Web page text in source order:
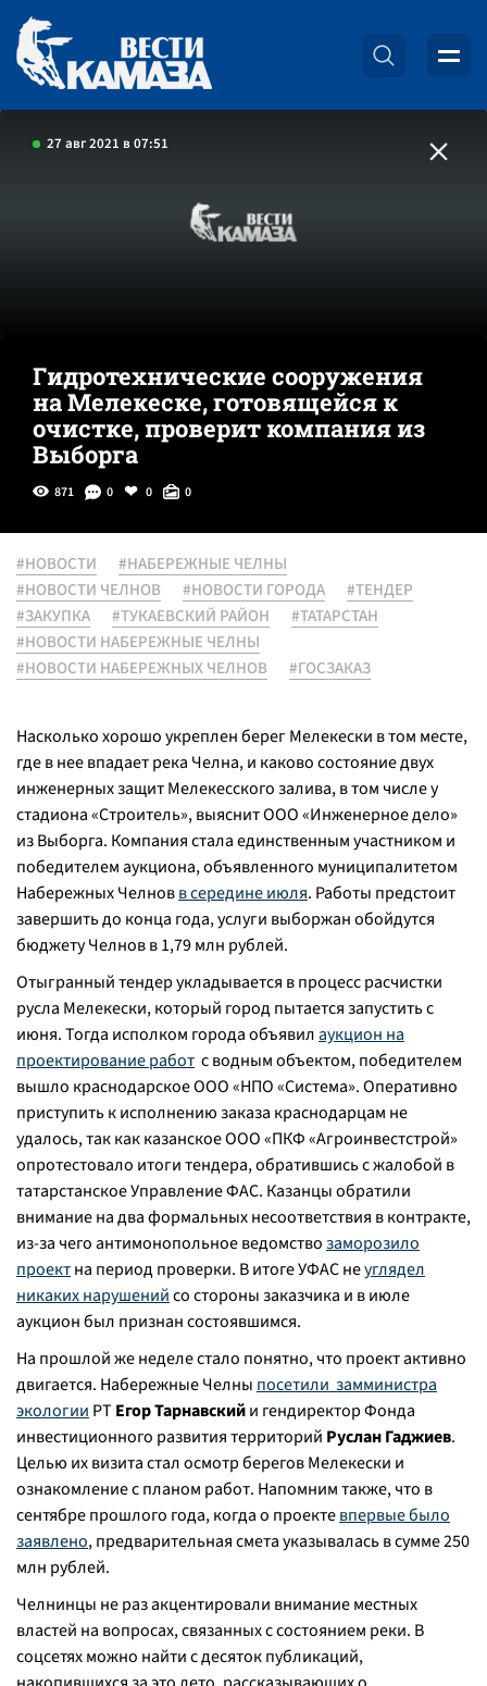
27 авг 2021 в 07:51
Гидротехнические сооружения
на Мелекеске, готовящейся к
очистке, проверит компания из
Выборга
871 0 0 0
#НОВОСТИ
#НАБЕРЕЖНЫЕ ЧЕЛНЫ
#НОВОСТИ ЧЕЛНОВ
#НОВОСТИ ГОРОДА
#ТЕНДЕР
#ЗАКУПКА
#ТУКАЕВСКИЙ РАЙОН
#ТАТАРСТАН
#НОВОСТИ НАБЕРЕЖНЫЕ ЧЕЛНЫ
#НОВОСТИ НАБЕРЕЖНЫХ ЧЕЛНОВ
#ГОСЗАКАЗ
Насколько хорошо укреплен берег Мелекески в том месте,
где в нее впадает река Челна, и каково состояние двух
инженерных защит Мелекесского залива, в том числе у
стадиона «Строитель», выяснит ООО «Инженерное дело»
из Выборга. Компания стала единственным участником и
победителем аукциона, объявленного муниципалитетом
Набережных Челновв середине июля. Работы предстоит
завершить до конца года, услуги выборжан обойдутся
бюджету Челнов в 1,79 млн рублей.
Отыгранный тендер укладывается в процесс расчистки
русла Мелекески, который город пытается запустить с
июня. Тогда исполком города объявилаукцион на
проектирование работ с водным объектом, победителем
вышло краснодарское ООО «НПО «Система». Оперативно
приступить к исполнению заказа краснодарцам не
удалось, так как казанское ООО «ПКФ «Агроинвестстрой»
опротестовало итоги тендера, обратившись с жалобой в
татарстанское Управление ФАС. Казанцы обратили
внимание на два формальных несоответствия в контракте,
из-за чего антимонопольное ведомствозаморозило
проектна период проверки. В итоге УФАС неуглядел
никаких нарушенийсо стороны заказчика и в июле
аукцион был признан состоявшимся.
На прошлой же неделе стало понятно, что проект активно
двигается. Набережные Челны посетили замминистра
экологии РТ Егор Тарнавскийи гендиректор Фонда
инвестиционного развития территорий Руслан Гаджиев.
Целью их визита стал осмотр берегов Мелекески и
ознакомление с планом работ. Напомним также, что в
сентябре прошлого года, когда о проектевпервые было
заявлено, предварительная смета указывалась в сумме 250
млн рублей.
Челнинцы не раз акцентировали внимание местных
властей на вопросах, связанных с состоянием реки. В
соцсетях можно найти с десяток публикаций,